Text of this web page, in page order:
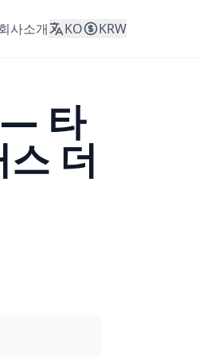
사소개 KO KRW
— 타
더